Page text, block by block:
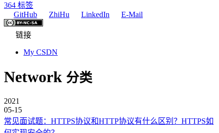
364 标签
GitHub
ZhiHu LinkedIn E-Mail
链接
My CSDN
Network 分类
2021
05-15
常见面试题：HTTPS协议和HTTP协议有什么区别？HTTPS如